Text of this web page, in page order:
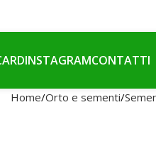
INSTAGRAMCONTATTI
Home Orto e sementi